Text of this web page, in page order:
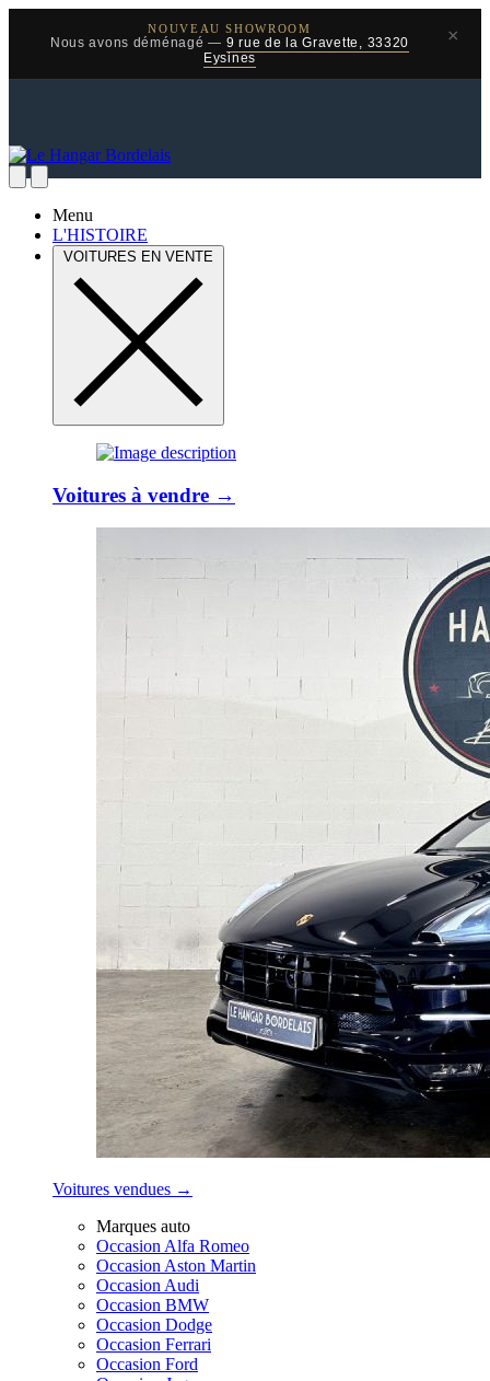
NOUVEAU SHOWROOM
Nous avons déménagé — 9 rue de la Gravette, 33320
Eysines
×
Menu
L'HISTOIRE
VOITURES EN VENTE
Voitures à vendre →
Voitures vendues →
Marques auto
Occasion Alfa Romeo
Occasion Aston Martin
Occasion Audi
Occasion BMW
Occasion Dodge
Occasion Ferrari
Occasion Ford